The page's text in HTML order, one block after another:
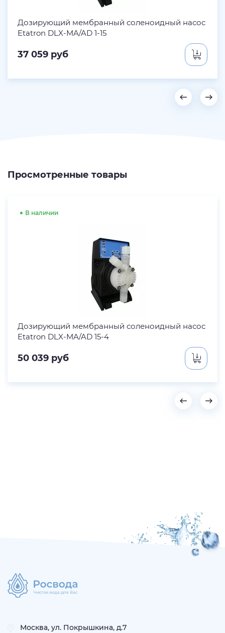
Дозирующий мембранный соленоидный насос
Etatron DLX-MA/AD 1-15
37 059 руб
Просмотренные товары
В наличии
Дозирующий мембранный соленоидный насос
Etatron DLX-MA/AD 15-4
50 039 руб
Москва, ул. Покрышкина, д.7